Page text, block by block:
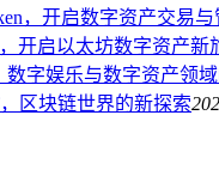
，开启数字资产交易
开启以太坊数字资产新
数字娱乐与数字资产领
区块链世界的新探索